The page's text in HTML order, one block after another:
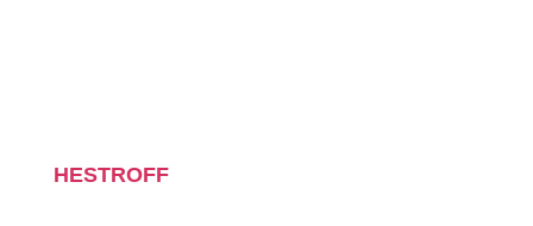
HESTROFF